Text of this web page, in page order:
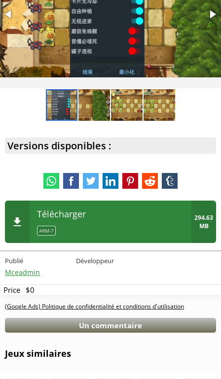
Versions disponibles :
Télécharger
ARM-7
294.63
MB
Publié
Mceadmin
Développeur
Price $0
(Google Ads) Politique de confidentialité et conditions d'utilisation
Un commentaire
Jeux similaires